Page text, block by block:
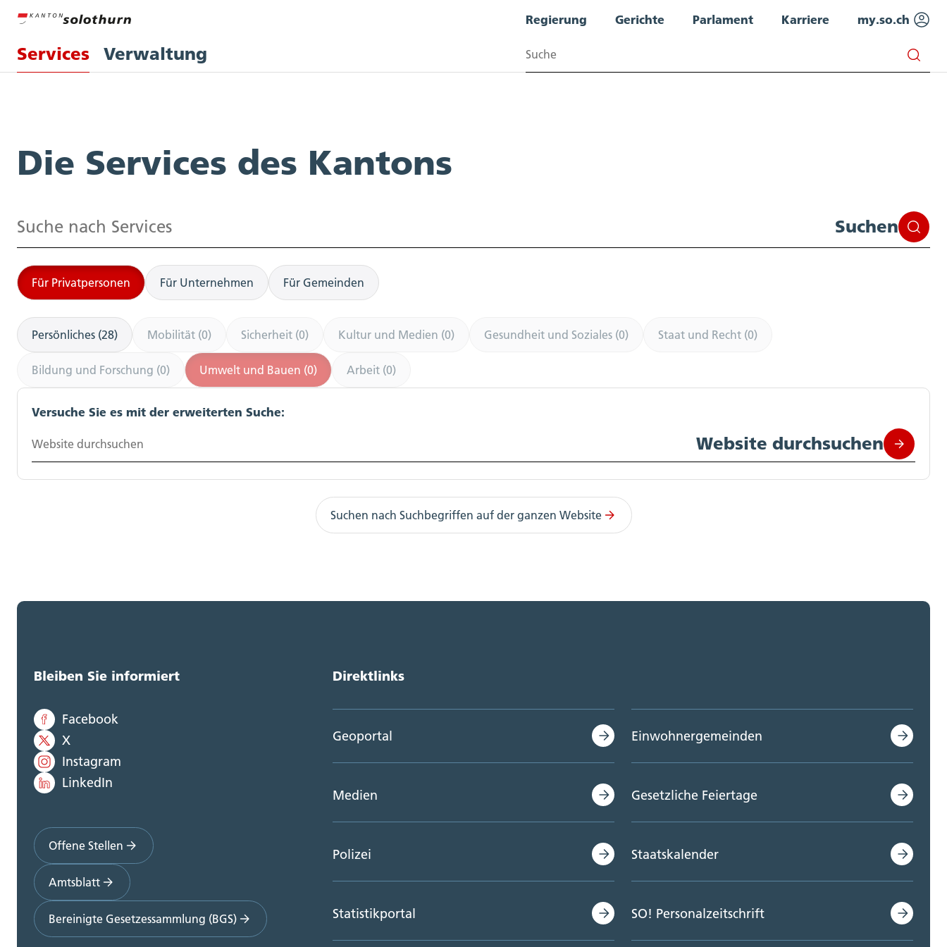
Services Verwaltung
Regierung Gerichte Parlament Karriere my.so.ch
Suchen
Die Services des Kantons
Suchen Suchen
Für Privatpersonen Für Unternehmen Für Gemeinden
Persönliches (28) Mobilität (0) Sicherheit (0) Kultur und Medien (0) Gesundheit und Soziales (0) Staat und Recht (0)
Bildung und Forschung (0) Umwelt und Bauen (0) Arbeit (0)
Versuche Sie es mit der erweiterten Suche:
Website durchsuchen Website durchsuchen
Suchen nach Suchbegriffen auf der ganzen Website
Bleiben Sie informiert
Facebook
X
Instagram
LinkedIn
Offene Stellen
Amtsblatt
Bereinigte Gesetzessammlung (BGS)
Direktlinks
Geoportal
Medien
Polizei
Statistikportal
Einwohnergemeinden
Gesetzliche Feiertage
Staatskalender
SO! Personalzeitschrift